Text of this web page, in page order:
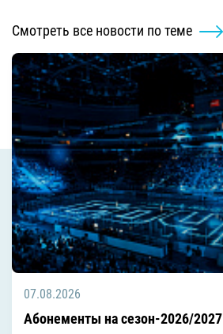
Смотреть все новости по теме
07.08.2026
Абонементы на сезон-2026/2027